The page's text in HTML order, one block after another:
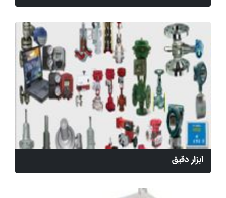
ابزار دقیق